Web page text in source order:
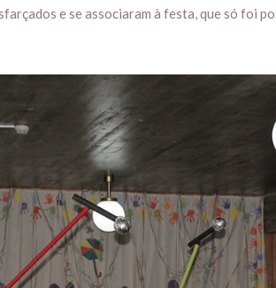
e se associaram à festa, que só foi